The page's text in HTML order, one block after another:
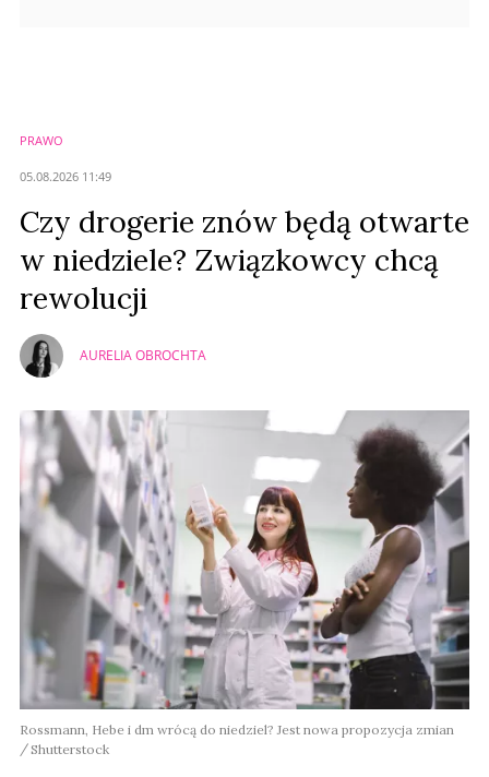
PRAWO
05.08.2026 11:49
Czy drogerie znów będą otwarte
w niedziele? Związkowcy chcą
rewolucji
AURELIA OBROCHTA
Rossmann, Hebe i dm wrócą do niedziel? Jest nowa propozycja zmian
Shutterstock